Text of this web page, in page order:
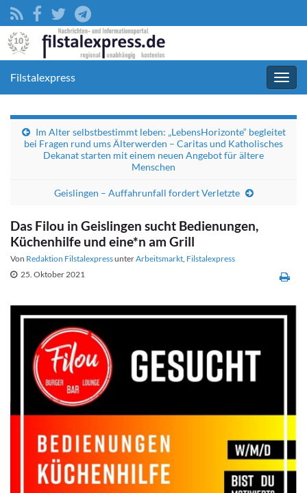
Filstalexpress
Im Alter selbstbestimmt leben: „LebensHorizonte“ begleitet
bei Fragen rund ums Älterwerden – Caritas und Katholisches
Dekanat starten mit einem neuen Angebot für ältere
Menschen
Geislingen – Auffahrunfall fordert Verletzte
Das Filou in Geislingen sucht Bedienungen,
Küchenhilfe und eine*n am Grill
Von Redaktion FilstalexpressunterArbeitsmarkt, Filstalexpress
25. Oktober 2021